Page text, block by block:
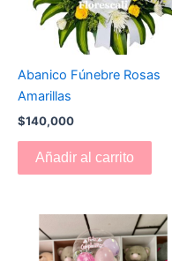
Abanico Fúnebre Rosas
Amarillas
$140,000
Añadir al carrito